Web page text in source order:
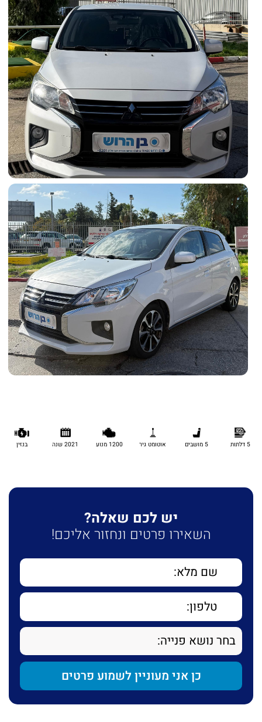
5 דלתות 5 מושבים אוטומט גיר 1200 מנוע 2021 שנה בנזין
יש לכם שאלה?
השאירו פרטים ונחזור אליכם!